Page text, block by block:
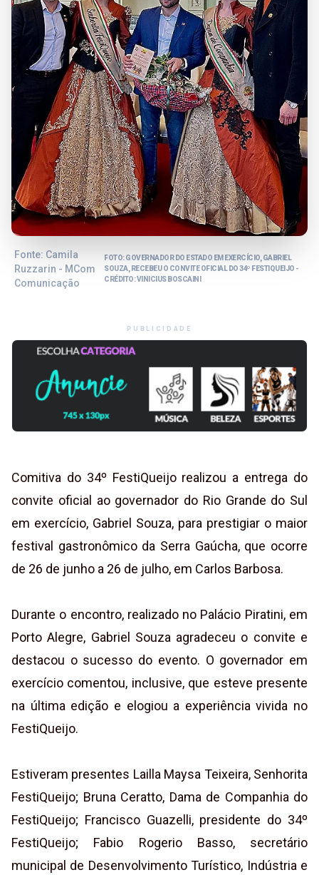
Fonte: Camila
Ruzzarin - MCom
Comunicação
FOTO: GOVERNADOR DO ESTADO EM EXERCÍCIO, GABRIEL
SOUZA, RECEBEU O CONVITE OFICIAL DO 34º FESTIQUEIJO -
CRÉDITO: VINICIUS BOSCAINI
PUBLICIDADE
Comitiva do 34º FestiQueijo realizou a entrega do
convite oficial ao governador do Rio Grande do Sul
em exercício, Gabriel Souza, para prestigiar o maior
festival gastronômico da Serra Gaúcha, que ocorre
de 26 de junho a 26 de julho, em Carlos Barbosa.
Durante o encontro, realizado no Palácio Piratini, em
Porto Alegre, Gabriel Souza agradeceu o convite e
destacou o sucesso do evento. O governador em
exercício comentou, inclusive, que esteve presente
na última edição e elogiou a experiência vivida no
FestiQueijo.
Estiveram presentes Lailla Maysa Teixeira, Senhorita
FestiQueijo; Bruna Ceratto, Dama de Companhia do
FestiQueijo; Francisco Guazelli, presidente do 34º
FestiQueijo; Fabio Rogerio Basso, secretário
municipal de Desenvolvimento Turístico, Indústria e